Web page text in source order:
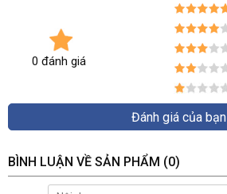
0 đánh giá
Đánh giá của bạn
BÌNH LUẬN VỀ SẢN PHẨM (0)